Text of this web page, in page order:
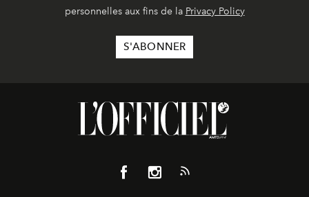
personnelles aux fins de la Privacy Policy